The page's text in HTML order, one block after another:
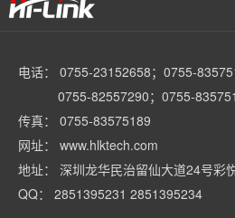
电话： 0755-23152658；0755-
0755-82557290；0755-
传真： 0755-83575189
网址： www.hlktech.com
地址： 深圳龙华民治留仙大道24号彩
QQ： 2851395231 2851395234